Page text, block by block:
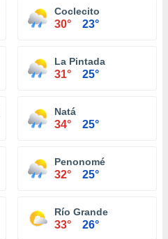
Coclecito
30° 23°
La Pintada
31° 25°
Natá
34° 25°
Penonomé
32° 25°
Río Grande
33° 26°